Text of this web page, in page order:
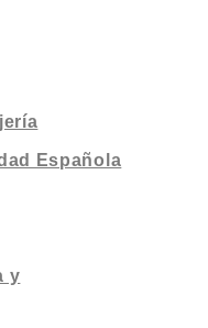
Española
y